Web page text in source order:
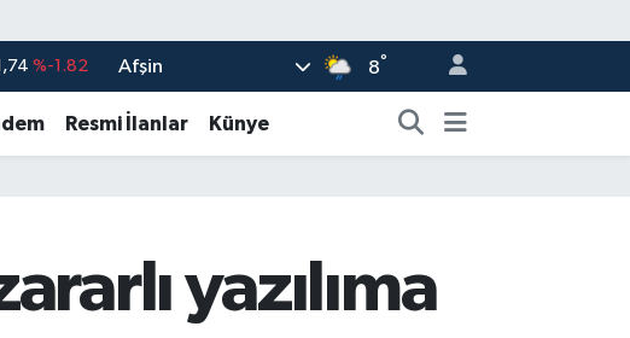
%0.02
%0.18
%-1.82
Afşin 8°
Resmi İlanlar Künye
yazılıma